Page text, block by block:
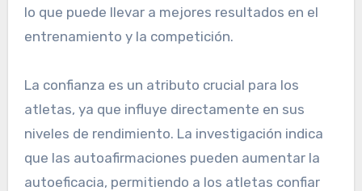
lo que puede llevar a mejores resultados en el
entrenamiento y la competición.
La confianza es un atributo crucial para los
atletas, ya que influye directamente en sus
niveles de rendimiento. La investigación indica
que las autoafirmaciones pueden aumentar la
autoeficacia, permitiendo a los atletas confiar